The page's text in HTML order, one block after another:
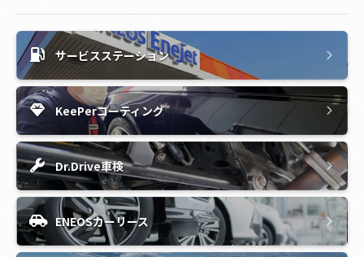
サービスステーション
KeePerコーティング
Dr.Drive車検
ENEOSカーリース